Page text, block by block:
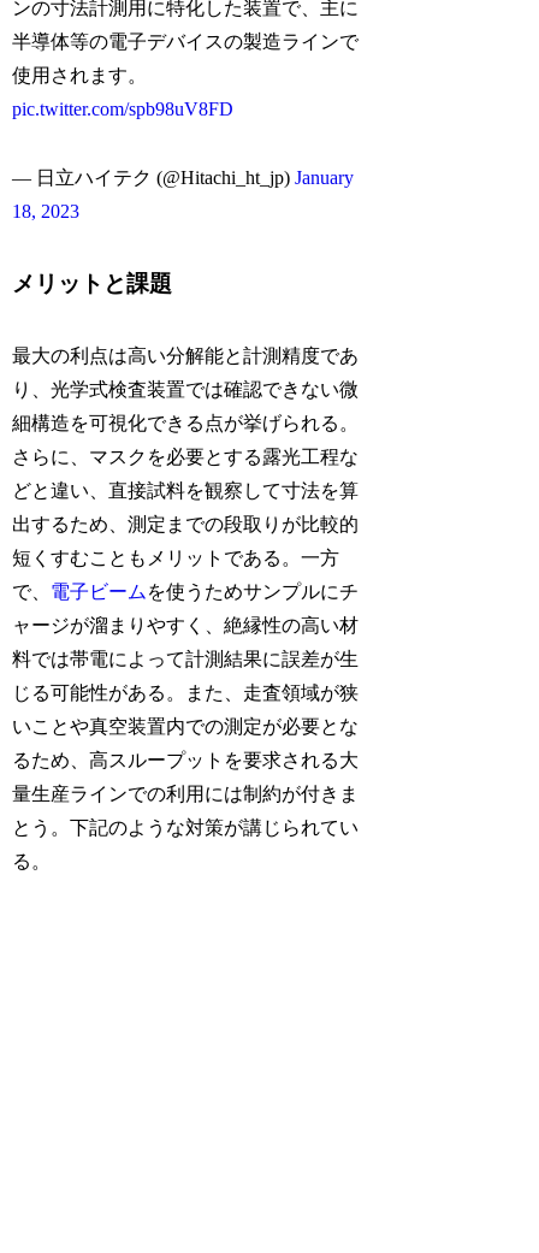
ンの寸法計測用に特化した装置で、主に
半導体等の電子デバイスの製造ラインで
使用されます。
pic.twitter.com/spb98uV8FD
— 日立ハイテク (@Hitachi_ht_jp)January
18, 2023
メリットと課題
最大の利点は高い分解能と計測精度であ
り、光学式検査装置では確認できない微
細構造を可視化できる点が挙げられる。
さらに、マスクを必要とする露光工程な
どと違い、直接試料を観察して寸法を算
出するため、測定までの段取りが比較的
短くすむこともメリットである。一方
で、 電子ビーム を使うためサンプルにチ
ャージが溜まりやすく、絶縁性の高い材
料では帯電によって計測結果に誤差が生
じる可能性がある。また、走査領域が狭
いことや真空装置内での測定が必要とな
るため、高スループットを要求される大
量生産ラインでの利用には制約が付きま
とう。下記のような対策が講じられてい
る。